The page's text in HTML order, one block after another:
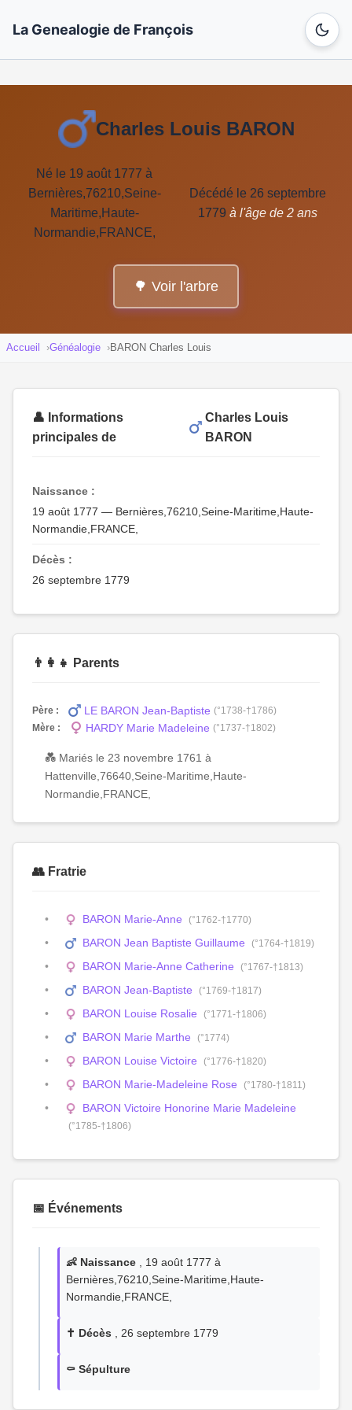
La Genealogie de François
Charles Louis BARON
Né le 19 août 1777 à
Bernières,76210,Seine-
Maritime,Haute-
Normandie,FRANCE,
Décédé le 26 septembre
1779 à l'âge de 2 ans
🌳 Voir l'arbre
Accueil Généalogie BARON Charles Louis
👤 Informations
principales de
Charles Louis
BARON
Naissance :
19 août 1777 — Bernières,76210,Seine-Maritime,Haute-
Normandie,FRANCE,
Décès :
26 septembre 1779
👨‍👩‍👧 Parents
Père : LE BARON Jean-Baptiste (°1738-†1786)
Mère :
HARDY Marie Madeleine (°1737-†1802)
💑 Mariés le 23 novembre 1761 à
Hattenville,76640,Seine-Maritime,Haute-
Normandie,FRANCE,
👥 Fratrie
BARON Marie-Anne (°1762-†1770)
BARON Jean Baptiste Guillaume (°1764-†1819)
BARON Marie-Anne Catherine (°1767-†1813)
BARON Jean-Baptiste (°1769-†1817)
BARON Louise Rosalie (°1771-†1806)
BARON Marie Marthe (°1774)
BARON Louise Victoire (°1776-†1820)
BARON Marie-Madeleine Rose (°1780-†1811)
BARON Victoire Honorine Marie Madeleine
(°1785-†1806)
📅 Événements
👶 Naissance , 19 août 1777 à
Bernières,76210,Seine-Maritime,Haute-
Normandie,FRANCE,
✝️ Décès , 26 septembre 1779
⚰️ Sépulture